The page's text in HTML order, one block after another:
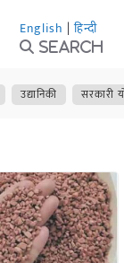
English | हिन्दी
Search
उद्यानिकी सरकारी